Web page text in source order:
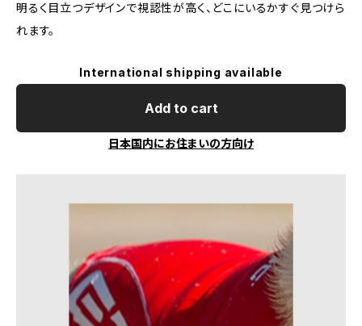
明るく目立つデザインで視認性が高く、どこにいるかすぐ見つけら
れます。
International shipping available
Add to cart
日本国内にお住まいの方向け